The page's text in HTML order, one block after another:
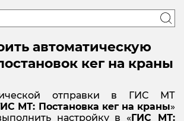
автоматическую
кег на краны
отправки в ГИС МТ
МТ: Постановка кег на краны»
настройку в « ГИС МТ: